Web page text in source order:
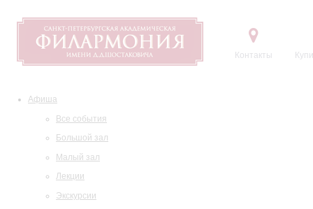
Контакты
Афиша
Все события
Большой зал
Малый зал
Лекции
Экскурсии